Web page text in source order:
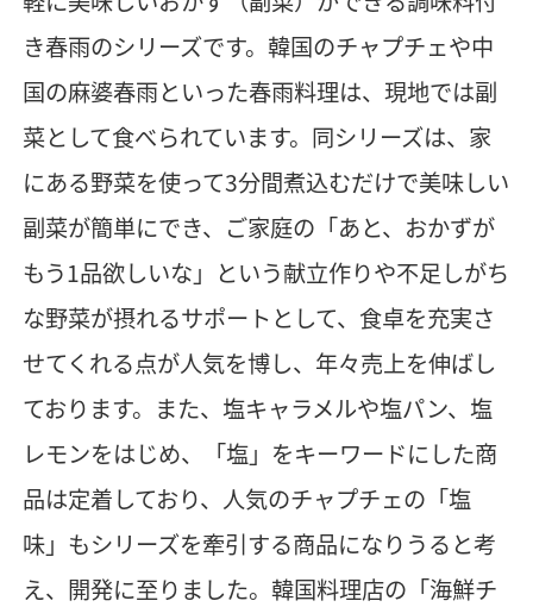
き春雨のシリーズです。韓国のチャプチェや中
国の麻婆春雨といった春雨料理は、現地では副
菜として食べられています。同シリーズは、家
にある野菜を使って3分間煮込むだけで美味しい
副菜が簡単にでき、ご家庭の「あと、おかずが
もう1品欲しいな」という献立作りや不足しがち
な野菜が摂れるサポートとして、食卓を充実さ
せてくれる点が人気を博し、年々売上を伸ばし
ております。また、塩キャラメルや塩パン、塩
レモンをはじめ、「塩」をキーワードにした商
品は定着しており、人気のチャプチェの「塩
味」もシリーズを牽引する商品になりうると考
え、開発に至りました。韓国料理店の「海鮮チ